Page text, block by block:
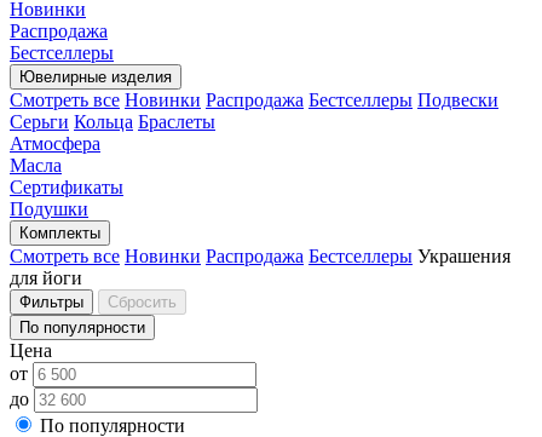
Новинки
Распродажа
Бестселлеры
Ювелирные изделия
Смотреть все Новинки Распродажа Бестселлеры Подвески
Серьги Кольца Браслеты
Атмосфера
Масла
Сертификаты
Подушки
Комплекты
Смотреть все Новинки Распродажа Бестселлеры Украшения
для йоги
Фильтры
Сбросить
По популярности
Цена
от
до
По популярности